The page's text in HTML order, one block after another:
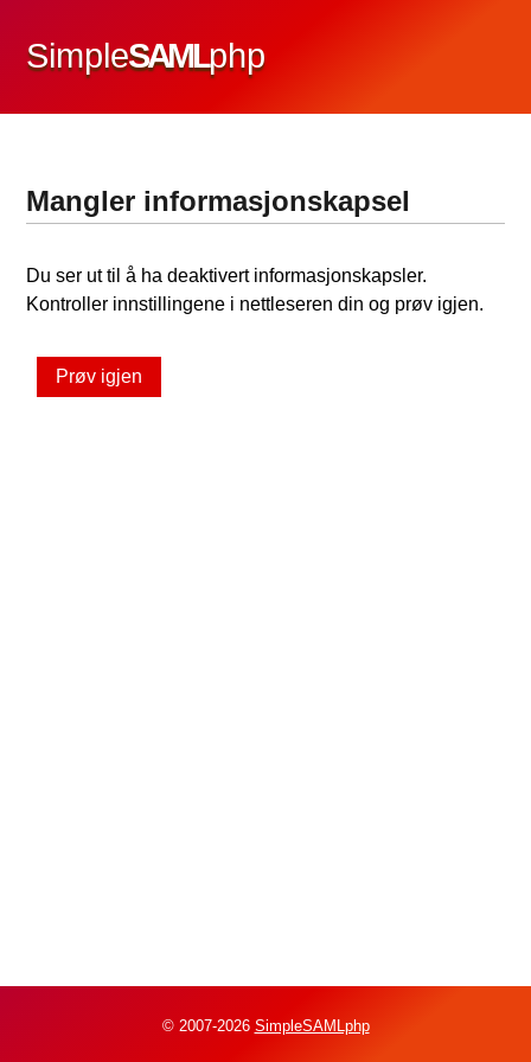
SimpleSAMLphp
Mangler informasjonskapsel
Du ser ut til å ha deaktivert informasjonskapsler.
Kontroller innstillingene i nettleseren din og prøv igjen.
Prøv igjen
© 2007-2026 SimpleSAMLphp